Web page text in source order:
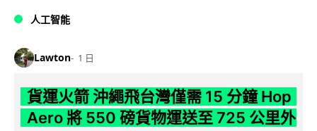
人工智能
Lawton 1 日
貨運火箭 沖繩飛台灣僅需 15 分鐘 Hop
Aero 將 550 磅貨物運送至 725 公里外